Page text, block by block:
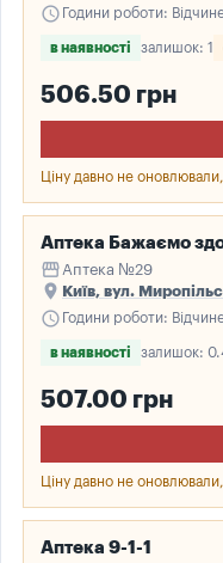
schedule Години роботи:
в наявності залишок: 1
506.50 грн
Ціну давно не
Аптека Бажаємо
storefront Аптека №29
place Київ, вул.
schedule Години роботи:
в наявності залишок:
507.00 грн
Ціну давно не
Аптека 9-1-1